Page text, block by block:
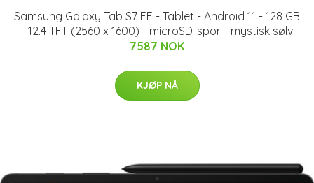
Samsung Galaxy Tab S7 FE - Tablet - Android 11 - 128 GB
- 12.4 TFT (2560 x 1600) - microSD-spor - mystisk sølv
7587 NOK
KJØP NÅ